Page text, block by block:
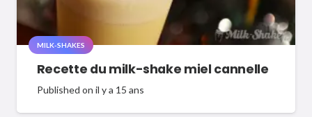
MILK-SHAKES
Recette du milk-shake miel cannelle
Published on il y a 15 ans